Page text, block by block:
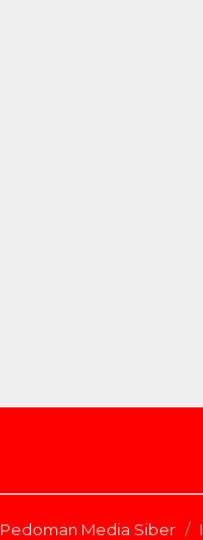
Pedoman Media Siber